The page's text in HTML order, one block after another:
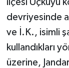
devriyesinde
ve İ.K., isimli
kullandıkları
üzerine,